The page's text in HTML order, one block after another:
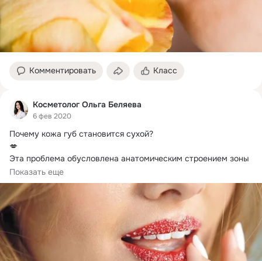
Комментировать Класс
Косметолог Ольга Беляева
6 фев 2020
Почему кожа губ становится сухой?
💋
Эта проблема обусловлена анатомическим строением зоны
вокруг рта. Кожа там тонкая и чувствительная.
Показать еще